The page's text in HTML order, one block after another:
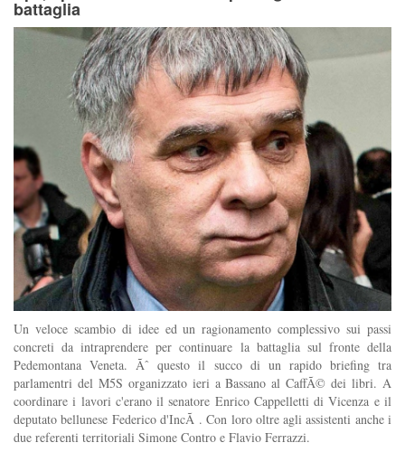
battaglia
Un veloce scambio di idee ed un ragionamento complessivo sui passi
concreti da intraprendere per continuare la battaglia sul fronte della
Pedemontana Veneta. Ãˆ questo il succo di un rapido briefing tra
parlamentri del M5S organizzato ieri a Bassano al CaffÃ© dei libri. A
coordinare i lavori c'erano il senatore Enrico Cappelletti di Vicenza e il
deputato bellunese Federico d'IncÃ . Con loro oltre agli assistenti anche i
due referenti territoriali Simone Contro e Flavio Ferrazzi.